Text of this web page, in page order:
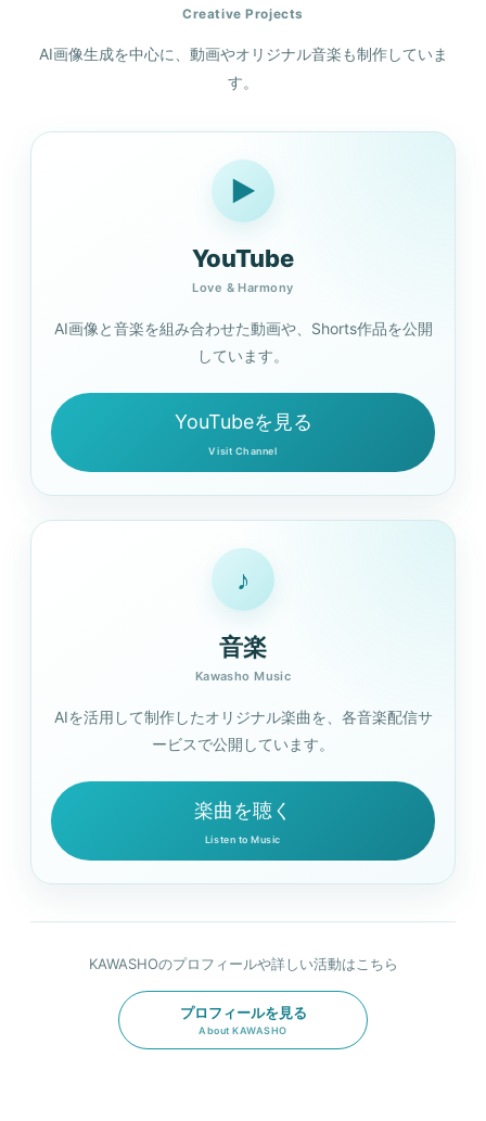
Creative Projects
AI画像生成を中心に、動画やオリジナル音楽も制作していま
す。
▶
YouTube
Love & Harmony
AI画像と音楽を組み合わせた動画や、Shorts作品を公開
しています。
YouTubeを見る
Visit Channel
♪
音楽
Kawasho Music
AIを活用して制作したオリジナル楽曲を、各音楽配信サ
ービスで公開しています。
楽曲を聴く
Listen to Music
KAWASHOのプロフィールや詳しい活動はこちら
プロフィールを見る
About KAWASHO